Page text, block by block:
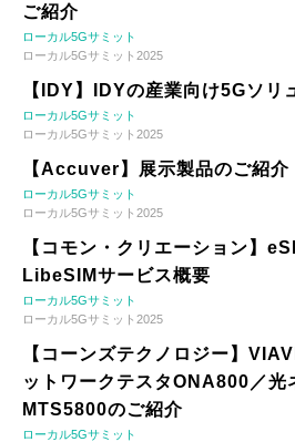
ご紹介
ローカル5Gサミット
ローカル5Gサミット2025
【IDY】IDYの産業向け5Gソリ
ローカル5Gサミット
ローカル5Gサミット2025
【Accuver】展示製品のご紹介
ローカル5Gサミット
ローカル5Gサミット2025
【コモン・クリエーション】
LibeSIMサービス概要
ローカル5Gサミット
ローカル5Gサミット2025
【コーンズテクノロジー】
ットワークテスタONA800／光
MTS5800のご紹介
ローカル5Gサミット